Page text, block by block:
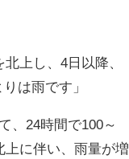
上し、4日以降、
は雨です」
、24時間で100～
上に伴い、雨量が増